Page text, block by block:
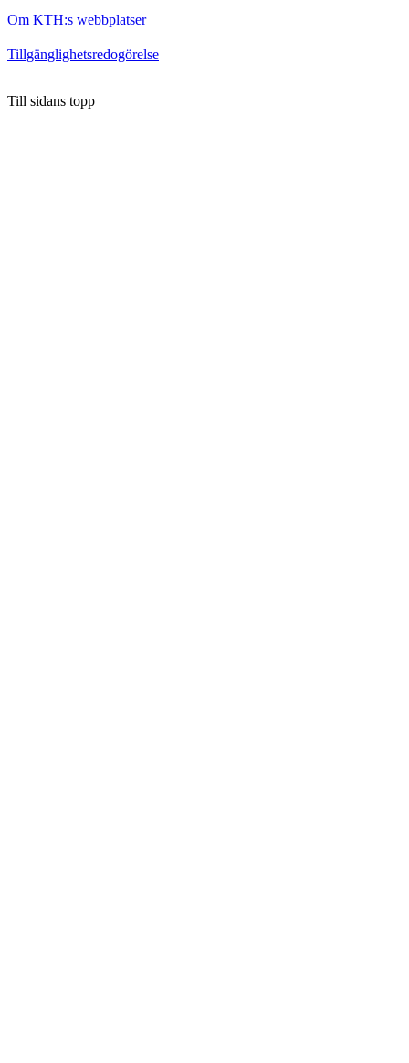
Om KTH:s webbplatser
Tillgänglighetsredogörelse
Till sidans topp